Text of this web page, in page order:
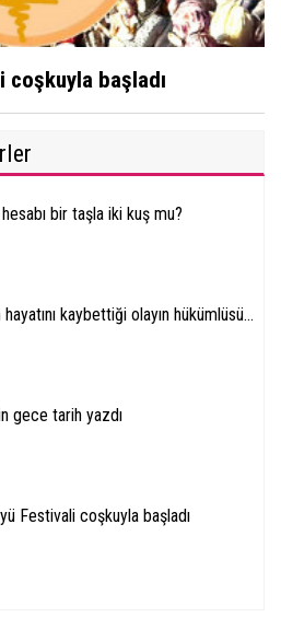
coşkuyla başladı
hesabı bir taşla iki kuş mu?
kaybettiği olayın hükümlüsü...
gece tarih yazdı
Festivali coşkuyla başladı